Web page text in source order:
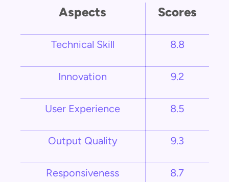
Aspects Scores
Technical Skill 8.8
Innovation 9.2
User Experience 8.5
Output Quality 9.3
Responsiveness 8.7